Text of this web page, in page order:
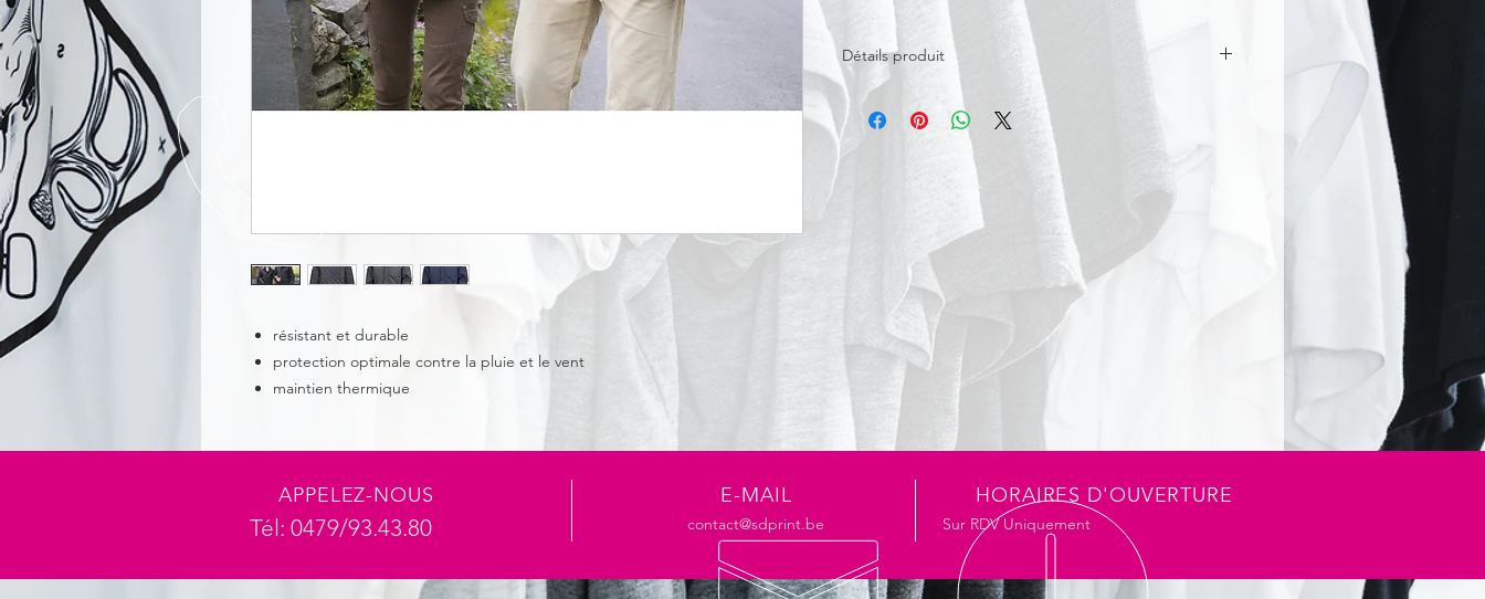
résistant et durable
protection optimale contre la pluie et le vent
maintien thermique
Détails produit
Extérieur et doublure 100% polyester taffetas avec
enduction acrylique, matelassé en losange. Intérieur
rembourré 100% polyester 4 oz. Résistant à l'eau et
coupe-vent. Col en matière Corduroy. Fermeture
zippée et rabat tempête avec boutons pression. 2
poches devant à boutons pression. 2 ouvertures à
boutons pression au dos. Poche intérieure poitrine.
APPELEZ-NOUS
Tél: 0479/93.43.80
E-MAIL
contact@sdprint.be
HORAIRES D'OUVERTURE
Sur RDV Uniquement